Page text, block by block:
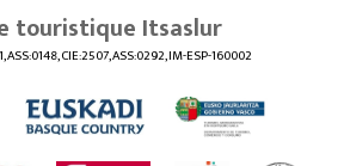
touristique Itsaslur
ASS:0148, CIE:2507, ASS:0292, IM-ESP-160002